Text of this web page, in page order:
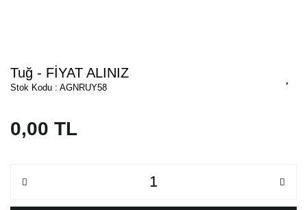
Tuğ - FİYAT ALINIZ
Stok Kodu : AGNRUY58
0,00 TL